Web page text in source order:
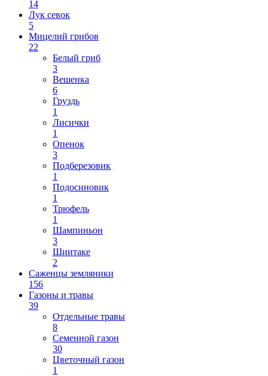
14
Лук севок
5
Мицелий грибов
22
Белый гриб
3
Вешенка
6
Груздь
1
Лисички
1
Опенок
3
Подберезовик
1
Подосиновик
1
Трюфель
1
Шампиньон
3
Шиитаке
2
Саженцы земляники
156
Газоны и травы
39
Отдельные травы
8
Семенной газон
30
Цветочный газон
1